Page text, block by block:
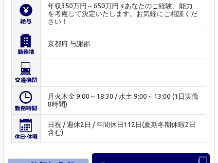
年収350万円～650万円 ※あなたのご経験、能力
を考慮して決定いたします。お気軽にご相談くだ
さい！
京都府 与謝郡
月火木金 9:00～18:30 / 水土 9:00～13:00 (1日実働
8時間)
日祝 / 週休2日 / 年間休日112日(夏期冬期休暇2日
含む)